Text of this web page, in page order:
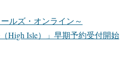
ルズ・オンライン～
High Isle）」早期予約受付開始